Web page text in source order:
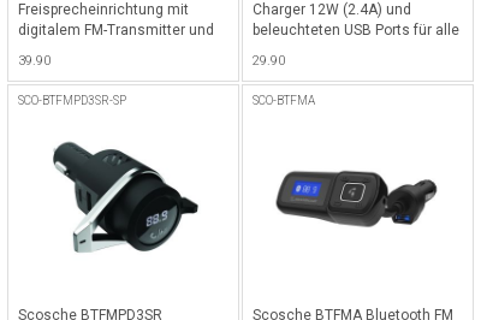
Freisprecheinrichtung mit
digitalem FM-Transmitter und
39.90
Charger 12W (2.4A) und
beleuchteten USB Ports für alle
29.90
SCO-BTFMPD3SR-SP
Scosche BTFMPD3SR
SCO-BTFMA
Scosche BTFMA Bluetooth FM